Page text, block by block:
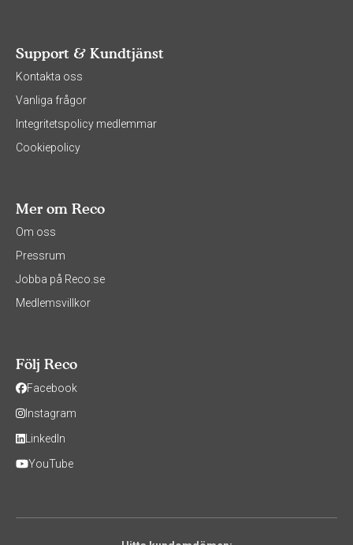
Support & Kundtjänst
Kontakta oss
Vanliga frågor
Integritetspolicy medlemmar
Cookiepolicy
Mer om Reco
Om oss
Pressrum
Jobba på Reco.se
Medlemsvillkor
Följ Reco
Facebook
Instagram
LinkedIn
YouTube